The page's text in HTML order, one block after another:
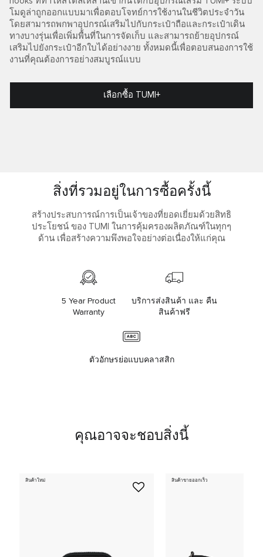
โมดูล่าถูกออกแบบมาเพื่อตอบโจทย์การใช้งานในชีวิตประจำวัน
โดยสามารถพกพาอุปกรณ์เสริมไปกับกระเป๋าถือและกระเป๋าเดิน
ทางบางรุ่นเพื่อเพิ่มพื้นที่ในการจัดเก็บ และสามารถย้ายอุปกรณ์
เสริมไปยังกระเป๋าอีกใบได้อย่างงาย ทั้งหมดนี้เพื่อตอบสนองการใช้
งานที่คุณต้องการอย่างสมบูรณ์แบบ
เลือกซื้อ TUMI+
สิ่งที่รวมอยู่ในการซื้อครั้งนี้
สร้างประสบการณ์การเป็นเจ้าของที่ยอดเยี่ยมด้วยสิทธิ
ประโยชน์ ของ TUMI ในการคุ้มครองผลิตภัณฑ์ในทุกๆ
ด้าน เพื่อสร้างความพึงพอใจอย่างต่อเนื่องให้แก่คุณ
5 Year Product
Warranty
บริการส่งสินค้า และ คืน
สินค้าฟรี
ตัวอักษรย่อแบบคลาสสิก
คุณอาจจะชอบสิ่งนี้
สินค้าใหม่ สินค้าขายออกเร็ว